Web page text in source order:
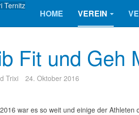
HOME VEREIN
Fit und Geh
Trixi 24. Oktober 2016
war es so weit und einige der Athleten